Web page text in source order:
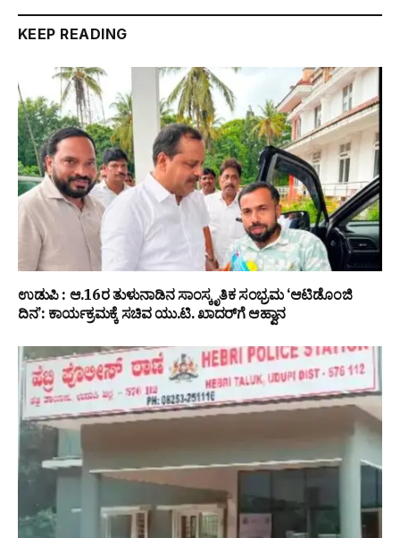
KEEP READING
ಉಡುಪಿ : ಆ.16ರ ತುಳುನಾಡಿನ ಸಾಂಸ್ಕೃತಿಕ ಸಂಭ್ರಮ ‘ಆಟಿಡೊಂಜಿ
ದಿನ’: ಕಾರ್ಯಕ್ರಮಕ್ಕೆ ಸಚಿವ ಯು.ಟಿ. ಖಾದರ್‌ಗೆ ಆಹ್ವಾನ